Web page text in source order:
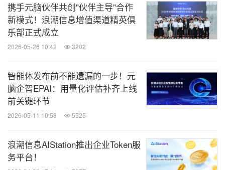
“基于OTII标准的服务器产品需要根据多样化场景需求
进行差异化开发，才能发挥其真正的价值”， 孙波强
模组等不同的合作伙伴，统一标准、共建生态，一方
面围绕不同行业、场景的需求制定标准，另一方面打
造各生态伙伴可以互联互通的共享接口，推动边缘计
算产业的开放和融合”。
消息来源：浪潮
携手元脑伙伴共创"伙伴主导"合作
新模式！浪潮信息增值渠道精英俱
乐部正式成立
2026-05-26 10:42 3202
智能体发布前不能遗漏的一步！元
脑企智EPAI：用量化评估补齐上线
前关键环节
2026-05-11 10:58 5525
浪潮信息AIStation推出企业Token服
务平台！